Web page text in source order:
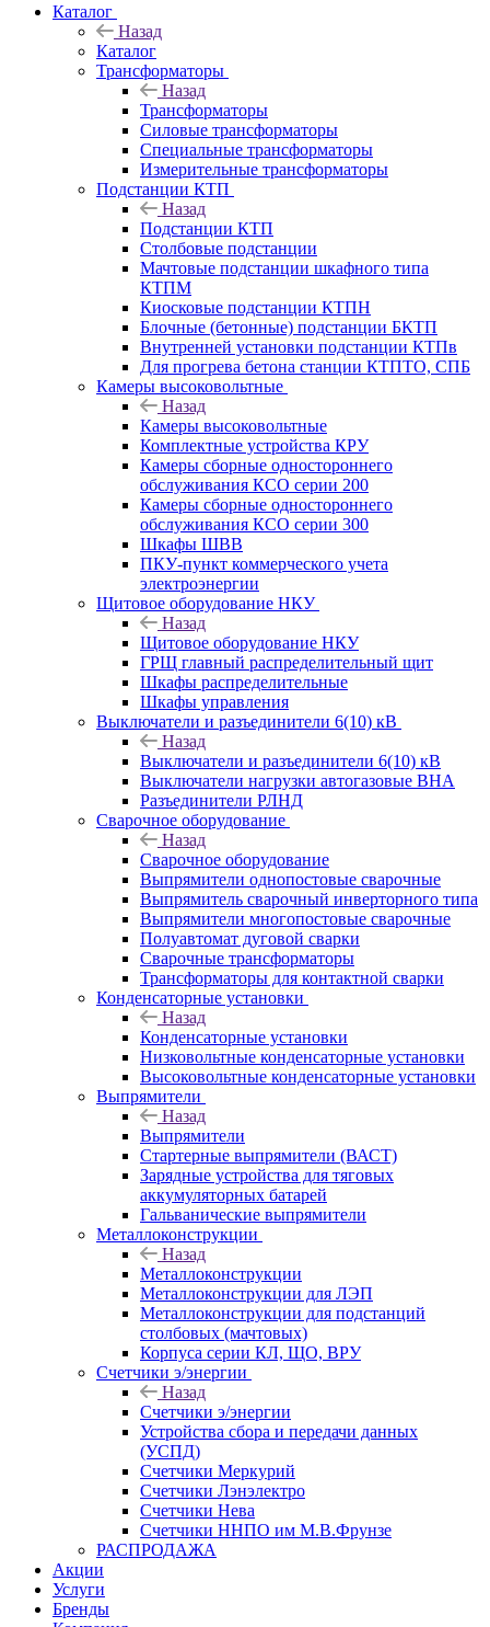
Каталог
Назад
Каталог
Трансформаторы
Назад
Трансформаторы
Силовые трансформаторы
Специальные трансформаторы
Измерительные трансформаторы
Подстанции КТП
Назад
Подстанции КТП
Столбовые подстанции
Мачтовые подстанции шкафного типа
КТПМ
Киосковые подстанции КТПН
Блочные (бетонные) подстанции БКТП
Внутренней установки подстанции КТПв
Для прогрева бетона станции КТПТО, СПБ
Камеры высоковольтные
Назад
Камеры высоковольтные
Комплектные устройства КРУ
Камеры сборные одностороннего
обслуживания КСО серии 200
Камеры сборные одностороннего
обслуживания КСО серии 300
Шкафы ШВВ
ПКУ-пункт коммерческого учета
электроэнергии
Щитовое оборудование НКУ
Назад
Щитовое оборудование НКУ
ГРЩ главный распределительный щит
Шкафы распределительные
Шкафы управления
Выключатели и разъединители 6(10) кВ
Назад
Выключатели и разъединители 6(10) кВ
Выключатели нагрузки автогазовые ВНА
Разъединители РЛНД
Сварочное оборудование
Назад
Сварочное оборудование
Выпрямители однопостовые сварочные
Выпрямитель сварочный инверторного типа
Выпрямители многопостовые сварочные
Полуавтомат дуговой сварки
Сварочные трансформаторы
Трансформаторы для контактной сварки
Конденсаторные установки
Назад
Конденсаторные установки
Низковольтные конденсаторные установки
Высоковольтные конденсаторные установки
Выпрямители
Назад
Выпрямители
Стартерные выпрямители (ВАСТ)
Зарядные устройства для тяговых
аккумуляторных батарей
Гальванические выпрямители
Металлоконструкции
Назад
Металлоконструкции
Металлоконструкции для ЛЭП
Металлоконструкции для подстанций
столбовых (мачтовых)
Корпуса серии КЛ, ЩО, ВРУ
Счетчики э/энергии
Назад
Счетчики э/энергии
Устройства сбора и передачи данных
(УСПД)
Счетчики Меркурий
Счетчики Лэнэлектро
Счетчики Нева
Счетчики ННПО им М.В.Фрунзе
РАСПРОДАЖА
Акции
Услуги
Бренды